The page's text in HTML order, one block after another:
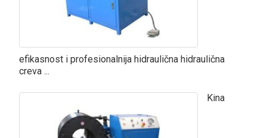
efikasnost i profesionalnija hidraulična hidraulična
creva ...
Kina